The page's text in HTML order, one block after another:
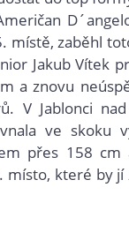
místě, zaběhl
Jakub Vítek
a znovu
V Jablonci
ve skoku
přes 158
místo, které by jí